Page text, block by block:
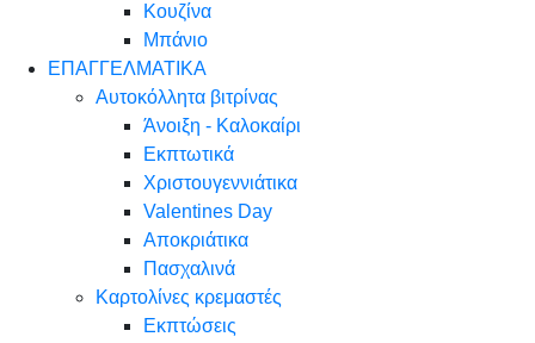
Κουζίνα
Μπάνιο
ΕΠΑΓΓΕΛΜΑΤΙΚΑ
Αυτοκόλλητα βιτρίνας
Άνοιξη - Καλοκαίρι
Εκπτωτικά
Χριστουγεννιάτικα
Valentines Day
Αποκριάτικα
Πασχαλινά
Καρτολίνες κρεμαστές
Εκπτώσεις